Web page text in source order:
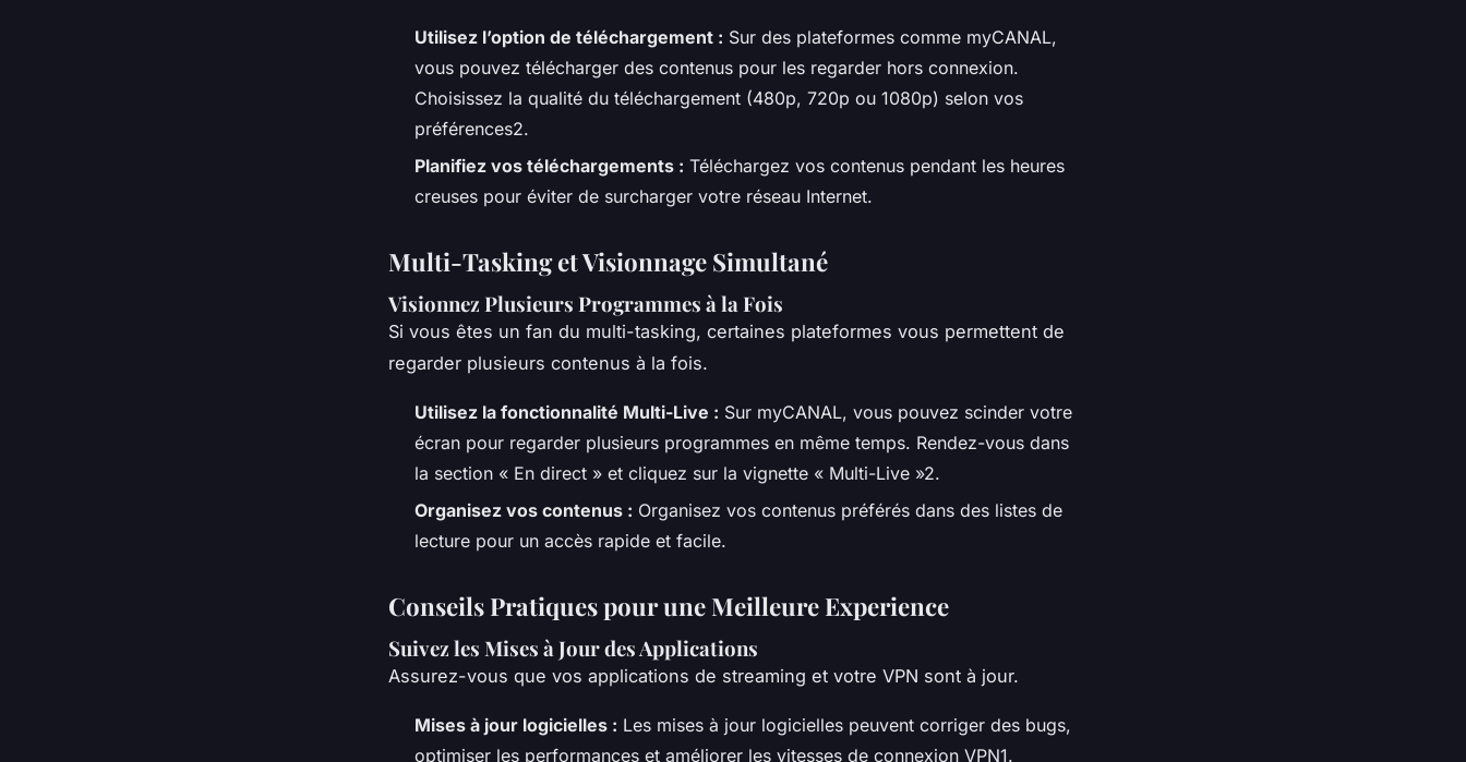
Utilisez l’option de téléchargement : Sur des plateformes comme myCANAL,
vous pouvez télécharger des contenus pour les regarder hors connexion.
Choisissez la qualité du téléchargement (480p, 720p ou 1080p) selon vos
préférences2.
Planifiez vos téléchargements : Téléchargez vos contenus pendant les heures
creuses pour éviter de surcharger votre réseau Internet.
Multi-Tasking et Visionnage Simultané
Visionnez Plusieurs Programmes à la Fois
Si vous êtes un fan du multi-tasking, certaines plateformes vous permettent de
regarder plusieurs contenus à la fois.
Utilisez la fonctionnalité Multi-Live : Sur myCANAL, vous pouvez scinder votre
écran pour regarder plusieurs programmes en même temps. Rendez-vous dans
la section « En direct » et cliquez sur la vignette « Multi-Live »2.
Organisez vos contenus : Organisez vos contenus préférés dans des listes de
lecture pour un accès rapide et facile.
Conseils Pratiques pour une Meilleure Experience
Suivez les Mises à Jour des Applications
Assurez-vous que vos applications de streaming et votre VPN sont à jour.
Mises à jour logicielles : Les mises à jour logicielles peuvent corriger des bugs,
optimiser les performances et améliorer les vitesses de connexion VPN1.